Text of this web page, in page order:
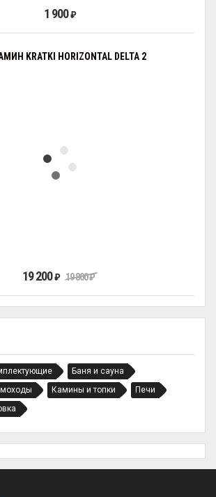
Баня и сауна
Камины и топки
Печи
1 900₽
KRATKI HORIZONTAL DELTA 2
19 200₽ 19 800₽